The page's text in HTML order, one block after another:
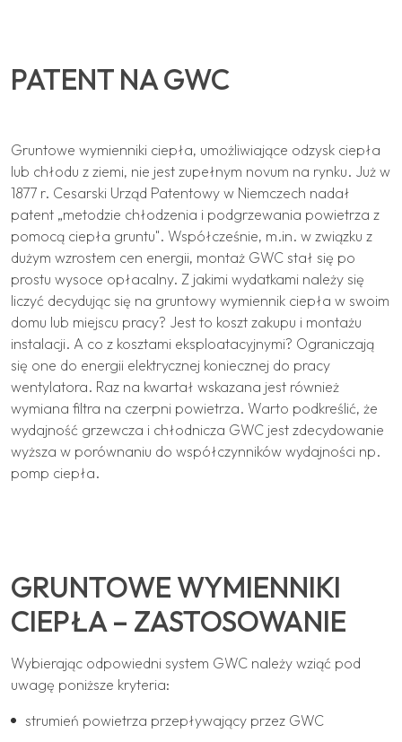
PATENT NA GWC
Gruntowe wymienniki ciepła, umożliwiające odzysk ciepła
lub chłodu z ziemi, nie jest zupełnym novum na rynku. Już w
1877 r. Cesarski Urząd Patentowy w Niemczech nadał
patent „metodzie chłodzenia i podgrzewania powietrza z
pomocą ciepła gruntu". Współcześnie, m.in. w związku z
dużym wzrostem cen energii, montaż GWC stał się po
prostu wysoce opłacalny. Z jakimi wydatkami należy się
liczyć decydując się na gruntowy wymiennik ciepła w swoim
domu lub miejscu pracy? Jest to koszt zakupu i montażu
instalacji. A co z kosztami eksploatacyjnymi? Ograniczają
się one do energii elektrycznej koniecznej do pracy
wentylatora. Raz na kwartał wskazana jest również
wymiana filtra na czerpni powietrza. Warto podkreślić, że
wydajność grzewcza i chłodnicza GWC jest zdecydowanie
wyższa w porównaniu do współczynników wydajności np.
pomp ciepła.
GRUNTOWE WYMIENNIKI
CIEPŁA – ZASTOSOWANIE
Wybierając odpowiedni system GWC należy wziąć pod
uwagę poniższe kryteria:
strumień powietrza przepływający przez GWC